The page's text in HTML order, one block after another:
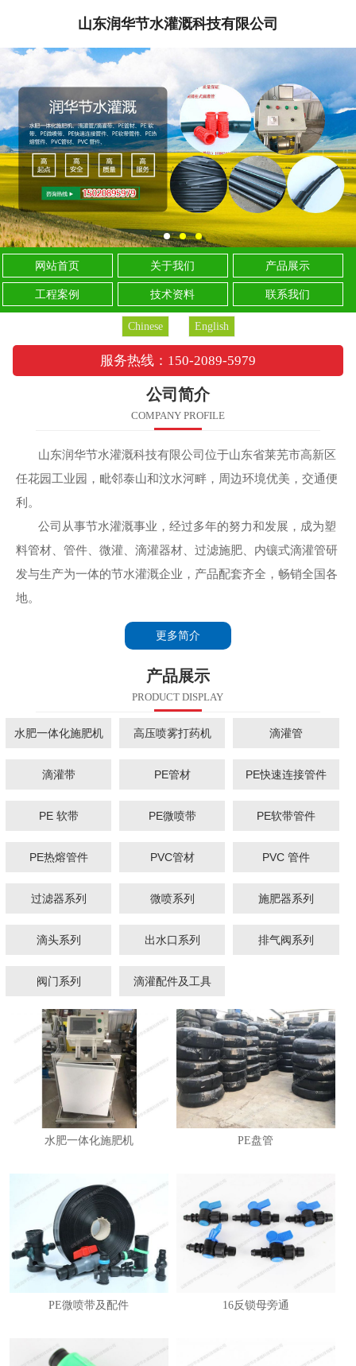
山东润华节水灌溉科技有限公司
2
网站首页 关于我们 产品展示
工程案例 技术资料 联系我们
Chinese English
服务热线：150-2089-5979
公司简介
COMPANY PROFILE
山东润华节水灌溉科技有限公司位于山东省莱芜市高新区
任花园工业园，毗邻泰山和汶水河畔，周边环境优美，交通便
利。
公司从事节水灌溉事业，经过多年的努力和发展，成为塑
料管材、管件、微灌、滴灌器材、过滤施肥、内镶式滴灌管研
发与生产为一体的节水灌溉企业，产品配套齐全，畅销全国各
地。
更多简介
产品展示
PRODUCT DISPLAY
水肥一体化施肥机 高压喷雾打药机 滴灌管
滴灌带 PE管材 PE快速连接管件
PE 软带 PE微喷带 PE软带管件
PE热熔管件 PVC管材 PVC 管件
过滤器系列 微喷系列 施肥器系列
滴头系列 出水口系列 排气阀系列
阀门系列 滴灌配件及工具
水肥一体化施肥机 PE盘管
PE微喷带及配件 16反锁母旁通